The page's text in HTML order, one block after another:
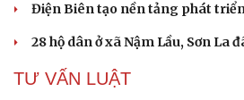
Điện Biên tạo nền tảng phát
28 hộ dân ở xã Nậm Lầu, Sơn La
TƯ VẤN LUẬT